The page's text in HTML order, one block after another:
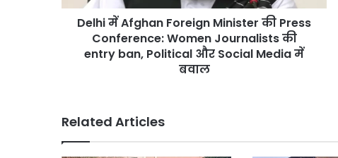
Women
Journalists
Media
में
बवाल
Delhi में Afghan Foreign Minister की Press
Conference: Women Journalists की
entry ban, Political और Social Media में
बवाल
Related Articles